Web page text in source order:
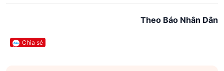
Theo Báo Nhân Dân
Chia sẻ